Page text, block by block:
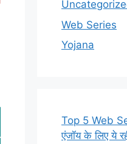
Web Series
Yojana
Top 5 Web
एंजॉय के लिए ये